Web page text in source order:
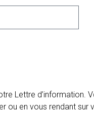
Lettre d’information.
ou en vous rendant